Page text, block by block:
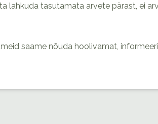
lahkuda tasutamata arvete pärast, ei
saame nõuda hoolivamat,